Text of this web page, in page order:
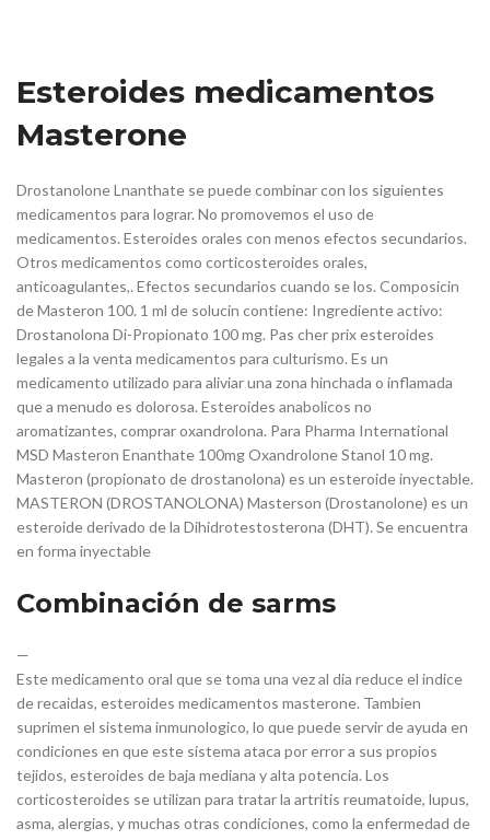
Esteroides medicamentos
Masterone
Drostanolone Lnanthate se puede combinar con los siguientes
medicamentos para lograr. No promovemos el uso de
medicamentos. Esteroides orales con menos efectos secundarios.
Otros medicamentos como corticosteroides orales,
anticoagulantes,. Efectos secundarios cuando se los. Composicin
de Masteron 100. 1 ml de solucin contiene: Ingrediente activo:
Drostanolona Di-Propionato 100 mg. Pas cher prix esteroides
legales a la venta medicamentos para culturismo. Es un
medicamento utilizado para aliviar una zona hinchada o inflamada
que a menudo es dolorosa. Esteroides anabolicos no
aromatizantes, comprar oxandrolona. Para Pharma International
MSD Masteron Enanthate 100mg Oxandrolone Stanol 10 mg.
Masteron (propionato de drostanolona) es un esteroide inyectable.
MASTERON (DROSTANOLONA) Masterson (Drostanolone) es un
esteroide derivado de la Dihidrotestosterona (DHT). Se encuentra
en forma inyectable
Combinación de sarms
—
Este medicamento oral que se toma una vez al dia reduce el indice
de recaidas, esteroides medicamentos masterone. Tambien
suprimen el sistema inmunologico, lo que puede servir de ayuda en
condiciones en que este sistema ataca por error a sus propios
tejidos, esteroides de baja mediana y alta potencia. Los
corticosteroides se utilizan para tratar la artritis reumatoide, lupus,
asma, alergias, y muchas otras condiciones, como la enfermedad de